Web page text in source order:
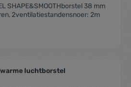
SHAPE&SMOOTHborstel 38 mm
2ventilatiestandensnoer: 2m
warme luchtborstel